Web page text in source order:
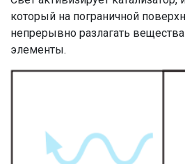
который на пограничной
непрерывно разлагать
элементы.